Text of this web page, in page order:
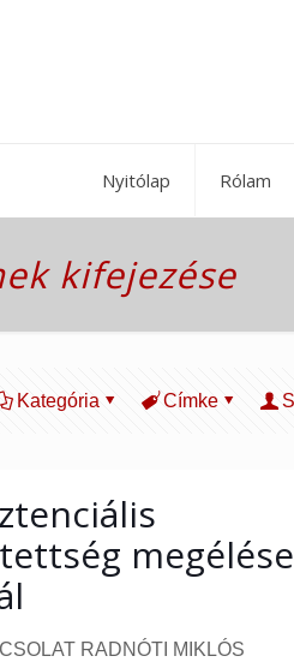
Nyitólap Rólam
kifejezése
Kategória Címke
megélése
RADNÓTI MIKLÓS